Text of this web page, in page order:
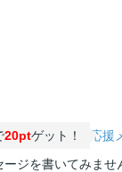
20ptゲット！
応援
ジを書いてみませ